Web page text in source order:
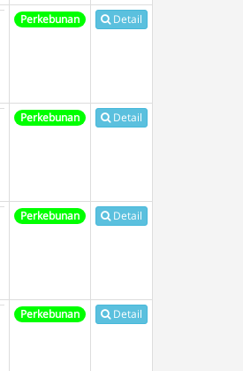
Perkebunan Detail
Perkebunan Detail
Perkebunan Detail
Perkebunan Detail